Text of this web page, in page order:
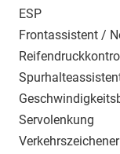
ESP
Frontassistent /
Servolenkung